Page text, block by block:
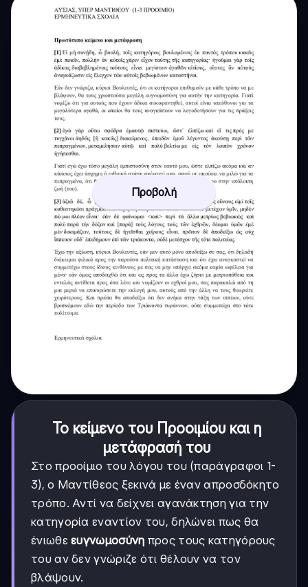
Προβολή
Το κείμενο του Προοιμίου και η
μετάφρασή του
Στο προοίμιο του λόγου του (παράγραφοι 1-
3), ο Μαντίθεος ξεκινά με έναν απροσδόκητο
τρόπο. Αντί να δείχνει αγανάκτηση για την
κατηγορία εναντίον του, δηλώνει πως θα
ένιωθεευγνωμοσύνη προς τους κατηγόρους
του αν δεν γνώριζε ότι θέλουν να τον
βλάψουν.